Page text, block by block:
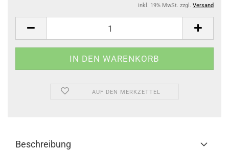
inkl. 19% MwSt. zzgl. Versand
AUF DEN MERKZETTEL
Beschreibung